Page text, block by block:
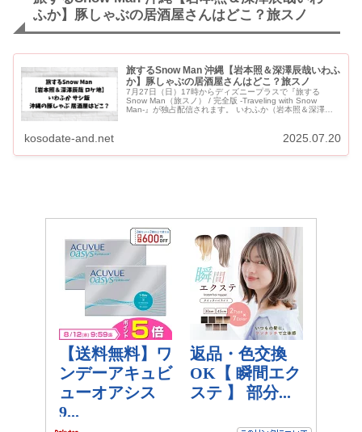
ふか】豚しゃぶの居酒屋さんはどこ？旅スノ
旅するSnow Man 沖縄【岩本照＆深澤辰哉いわふ
か】豚しゃぶの居酒屋さんはどこ？旅スノ
7月27日（日）17時からディズニープラスで『旅する
Snow Man（旅スノ） / 完全版 -Traveling with Snow
Man-』が独占配信されます。 いわふか（岩本照＆深澤辰
kosodate-and.net 2025.07.20